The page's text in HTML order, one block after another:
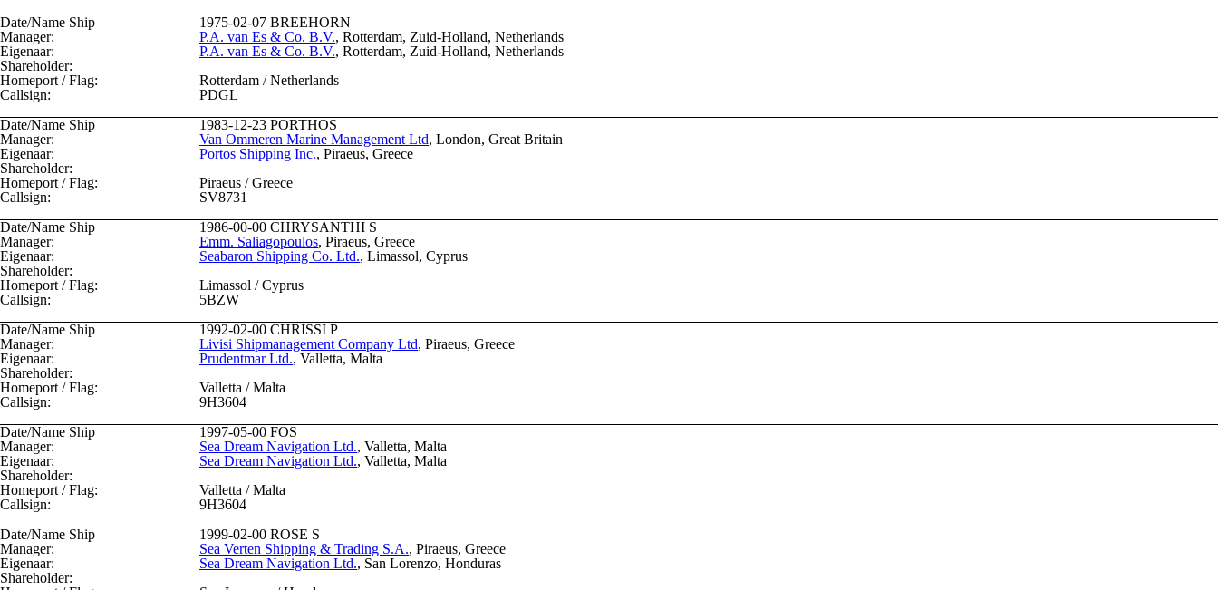
Date/Name Ship
1975-02-07 BREEHORN
Manager:
P.A. van Es & Co. B.V., Rotterdam, Zuid-Holland, Netherlands
Eigenaar:
P.A. van Es & Co. B.V., Rotterdam, Zuid-Holland, Netherlands
Shareholder:
Homeport / Flag:
Rotterdam / Netherlands
Callsign:
PDGL
Date/Name Ship
1983-12-23 PORTHOS
Manager:
Van Ommeren Marine Management Ltd, London, Great Britain
Eigenaar:
Portos Shipping Inc., Piraeus, Greece
Shareholder:
Homeport / Flag:
Piraeus / Greece
Callsign:
SV8731
Date/Name Ship
1986-00-00 CHRYSANTHI S
Manager:
Emm. Saliagopoulos, Piraeus, Greece
Eigenaar:
Seabaron Shipping Co. Ltd., Limassol, Cyprus
Shareholder:
Homeport / Flag:
Limassol / Cyprus
Callsign:
5BZW
Date/Name Ship
1992-02-00 CHRISSI P
Manager:
Livisi Shipmanagement Company Ltd, Piraeus, Greece
Eigenaar:
Prudentmar Ltd., Valletta, Malta
Shareholder:
Homeport / Flag:
Valletta / Malta
Callsign:
9H3604
Date/Name Ship
1997-05-00 FOS
Manager:
Sea Dream Navigation Ltd., Valletta, Malta
Eigenaar:
Sea Dream Navigation Ltd., Valletta, Malta
Shareholder:
Homeport / Flag:
Valletta / Malta
Callsign:
9H3604
Date/Name Ship
1999-02-00 ROSE S
Manager:
Sea Verten Shipping & Trading S.A., Piraeus, Greece
Eigenaar:
Sea Dream Navigation Ltd., San Lorenzo, Honduras
Shareholder: